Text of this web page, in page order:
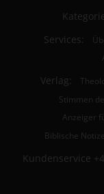
Services:
Verlag:
Stimmen
Anzeiger
Biblische
Kundenservice